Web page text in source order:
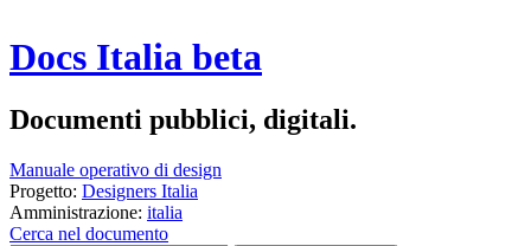
Docs Italia beta
Documenti pubblici, digitali.
Manuale operativo di design
Progetto: Designers Italia
Amministrazione: italia
Cerca nel documento